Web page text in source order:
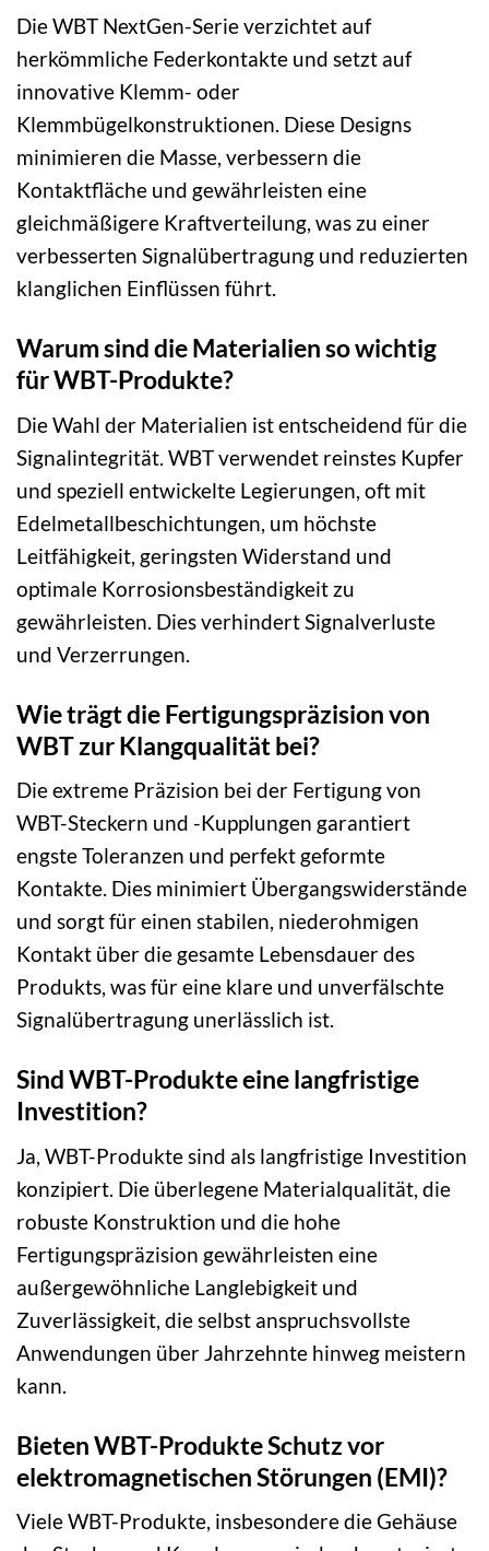
Die WBT NextGen-Serie verzichtet auf
herkömmliche Federkontakte und setzt auf
innovative Klemm- oder
Klemmbügelkonstruktionen. Diese Designs
minimieren die Masse, verbessern die
Kontaktfläche und gewährleisten eine
gleichmäßigere Kraftverteilung, was zu einer
verbesserten Signalübertragung und reduzierten
klanglichen Einflüssen führt.
Warum sind die Materialien so wichtig
für WBT-Produkte?
Die Wahl der Materialien ist entscheidend für die
Signalintegrität. WBT verwendet reinstes Kupfer
und speziell entwickelte Legierungen, oft mit
Edelmetallbeschichtungen, um höchste
Leitfähigkeit, geringsten Widerstand und
optimale Korrosionsbeständigkeit zu
gewährleisten. Dies verhindert Signalverluste
und Verzerrungen.
Wie trägt die Fertigungspräzision von
WBT zur Klangqualität bei?
Die extreme Präzision bei der Fertigung von
WBT-Steckern und -Kupplungen garantiert
engste Toleranzen und perfekt geformte
Kontakte. Dies minimiert Übergangswiderstände
und sorgt für einen stabilen, niederohmigen
Kontakt über die gesamte Lebensdauer des
Produkts, was für eine klare und unverfälschte
Signalübertragung unerlässlich ist.
Sind WBT-Produkte eine langfristige
Investition?
Ja, WBT-Produkte sind als langfristige Investition
konzipiert. Die überlegene Materialqualität, die
robuste Konstruktion und die hohe
Fertigungspräzision gewährleisten eine
außergewöhnliche Langlebigkeit und
Zuverlässigkeit, die selbst anspruchsvollste
Anwendungen über Jahrzehnte hinweg meistern
kann.
Bieten WBT-Produkte Schutz vor
elektromagnetischen Störungen (EMI)?
Viele WBT-Produkte, insbesondere die Gehäuse